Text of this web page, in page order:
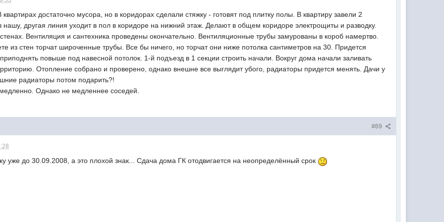
достаточно мусора, но в коридорах сделали стяжку - готовят под плитку полы. В квартиру завели 2
другая линия уходит в пол в коридоре на нижний этаж. Делают в общем коридоре электрощиты и разводку.
Вентиляция и сантехника проведены окончательно. Вентиляционные трубы замурованы в короб намертво.
из стен торчат широченные трубы. Все бы ничего, но торчат они ниже потолка сантиметров на 30. Придется
повыше под навесной потолок. 1-й подъезд в 1 секции строить начали. Вокруг дома начали заливать
Отопление собрано и проверено, однако внешне все выглядит убого, радиаторы придется менять. Дачи у
радиаторы потом подарить?!
Однако не медленнее соседей.
#69
уже до 30.09.2008, а это плохой знак... Сдача дома ГК отодвигается на неопределённый срок